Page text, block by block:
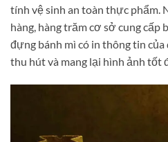
tính vệ sinh an toàn thực phẩm.
hàng, hàng trăm cơ sở cung cấp
đựng bánh mì có in thông tin
thu hút và mang lại hình ảnh tốt